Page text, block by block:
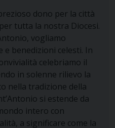
dono per la città
tutta la nostra Diocesi.
vogliamo
e benedizioni celesti. In
celebriamo il
in solenne rilievo la
nella tradizione della
si estende da
intero con
a significare come la